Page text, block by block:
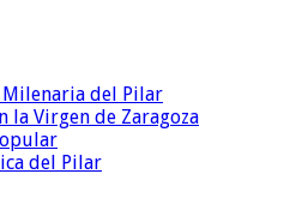
Milenaria del Pilar
la Virgen de Zaragoza
del Pilar